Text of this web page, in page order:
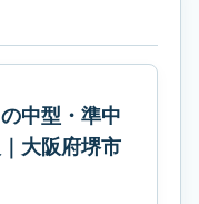
中型・準中
大阪府堺市